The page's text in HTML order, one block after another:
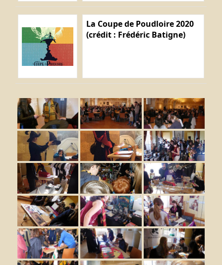
La Coupe de Poudloire 2020
(crédit : Frédéric Batigne)